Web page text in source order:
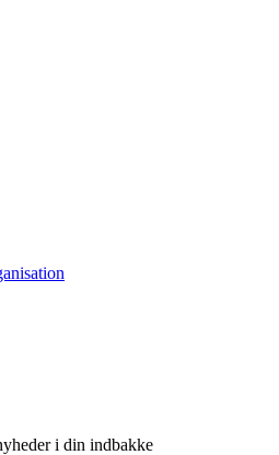
i din indbakke